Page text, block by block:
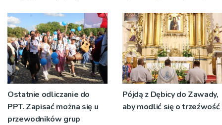
Ostatnie odliczanie do
PPT. Zapisać można się u
przewodników grup
Pójdą z Dębicy do Zawady,
aby modlić się o trzeźwość